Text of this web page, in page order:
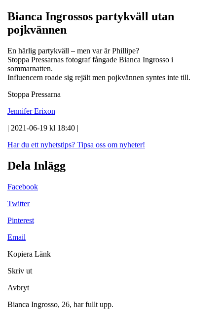
Bianca Ingrossos partykväll utan
pojkvännen
En härlig partykväll – men var är Phillipe?
Stoppa Pressarnas fotograf fångade Bianca Ingrosso i
sommarnatten.
Influencern roade sig rejält men pojkvännen syntes inte till.
Stoppa Pressarna
Jennifer Erixon
| 2021-06-19 kl 18:40 |
Har du ett nyhetstips? Tipsa oss om nyheter!
Dela Inlägg
Facebook
Twitter
Pinterest
Email
Kopiera Länk
Skriv ut
Avbryt
Bianca Ingrosso, 26, har fullt upp.